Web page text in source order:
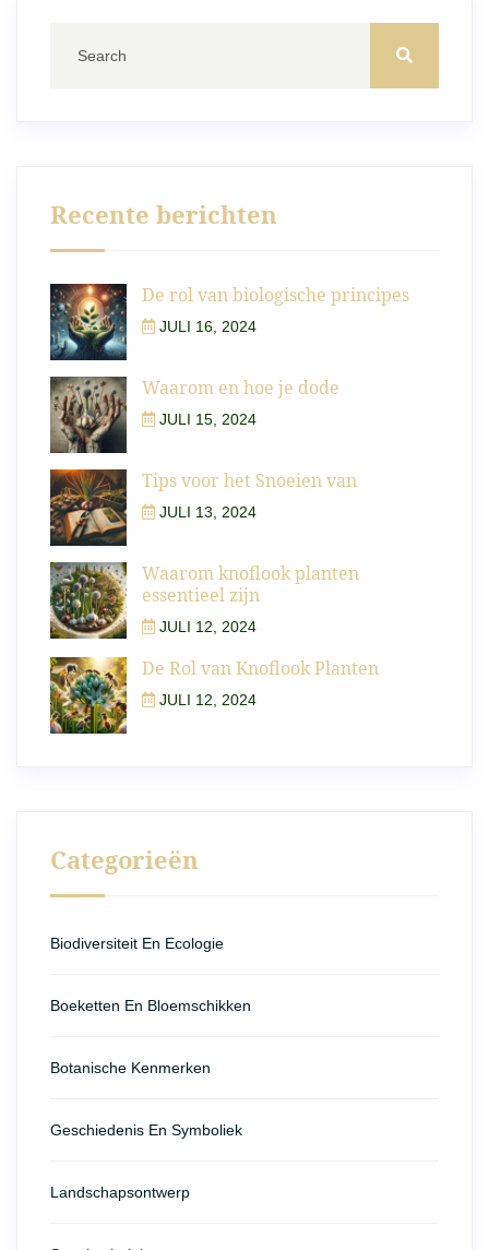
Recente berichten
De rol van biologische principes
JULI 16, 2024
Waarom en hoe je dode
JULI 15, 2024
Tips voor het Snoeien van
JULI 13, 2024
Waarom knoflook planten
essentieel zijn
JULI 12, 2024
De Rol van Knoflook Planten
JULI 12, 2024
Categorieën
Biodiversiteit En Ecologie
Boeketten En Bloemschikken
Botanische Kenmerken
Geschiedenis En Symboliek
Landschapsontwerp